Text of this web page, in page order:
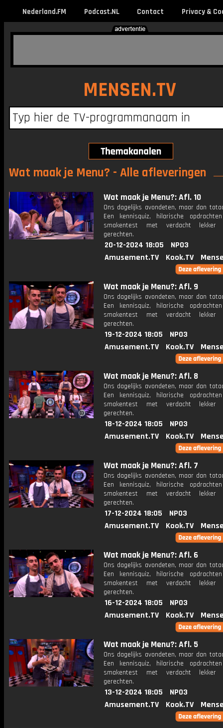
Nederland.FM Podcast.NL Contact Privacy &
MENSEN.TV
Wat maak je Menu? - Alle afleveringen
Wat maak je Menu?: Afl. 10
Ons dagelijks avondeten, maar dan
Een kennisquiz, hilarische
smakentest met verdacht lekker
gerechten.
20-12-2024 18:05
NPO3
Amusement.TV
Kook.TV
Wat maak je Menu?: Afl. 9
Ons dagelijks avondeten, maar dan
Een kennisquiz, hilarische
smakentest met verdacht lekker
gerechten.
19-12-2024 18:05
NPO3
Amusement.TV
Kook.TV
Wat maak je Menu?: Afl. 8
Ons dagelijks avondeten, maar dan
Een kennisquiz, hilarische
smakentest met verdacht lekker
gerechten.
18-12-2024 18:05
NPO3
Amusement.TV
Kook.TV
Wat maak je Menu?: Afl. 7
Ons dagelijks avondeten, maar dan
Een kennisquiz, hilarische
smakentest met verdacht lekker
gerechten.
17-12-2024 18:05
NPO3
Amusement.TV
Kook.TV
Wat maak je Menu?: Afl. 6
Ons dagelijks avondeten, maar dan
Een kennisquiz, hilarische
smakentest met verdacht lekker
gerechten.
16-12-2024 18:05
NPO3
Amusement.TV
Kook.TV
Wat maak je Menu?: Afl. 5
Ons dagelijks avondeten, maar dan
Een kennisquiz, hilarische
smakentest met verdacht lekker
gerechten.
13-12-2024 18:05
NPO3
Amusement.TV
Kook.TV